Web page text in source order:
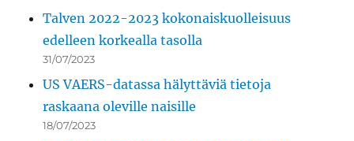
Talven 2022-2023 kokonaiskuolleisuus
edelleen korkealla tasolla
31/07/2023
US VAERS-datassa hälyttäviä tietoja
raskaana oleville naisille
18/07/2023